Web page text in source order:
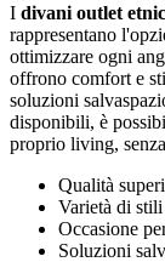
I divani outlet
rappresentano
ottimizzare ogni
offrono comfort e
soluzioni
disponibili, è
proprio living,
Qualità
Varietà di
Occasione
Soluzioni